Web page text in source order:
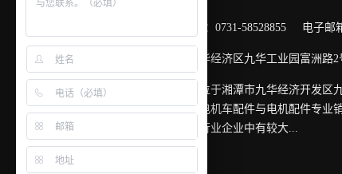
服务热线：0731-58528855 电子邮箱
公司地址：湖南省湘潭市九华经济区九华工业园富洲路
湖南宇翔牵引电气有限公司位于湘潭市九华经济开发区
规范，销售网络覆盖全国的电机车配件与电机配件专业
安标证、煤安证，在全国同行业企业中有较大...